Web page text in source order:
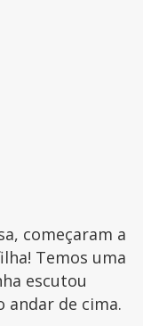
começaram a
Temos uma
escutou
andar de cima.